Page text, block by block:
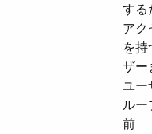
する
アク
を
ザー
ユー
ルー
前